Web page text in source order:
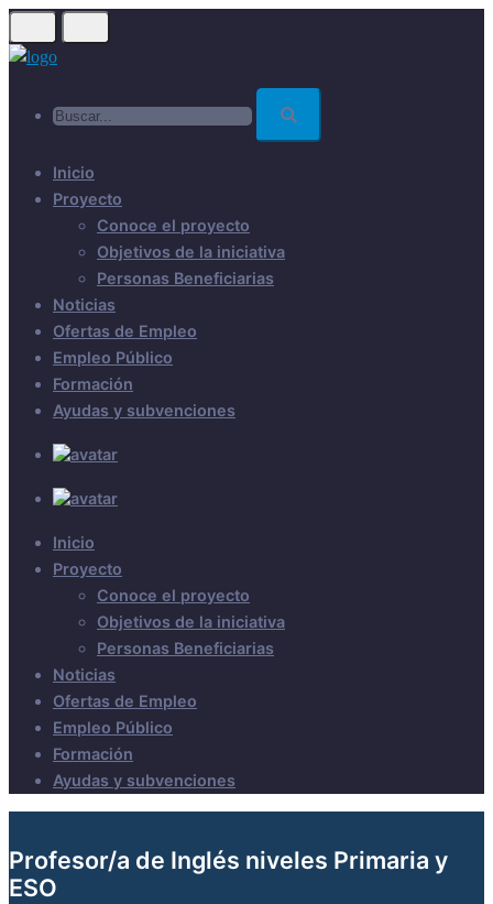
Skip
to
Inicio
Proyecto
Conoce el proyecto
Objetivos de la iniciativa
Personas Beneficiarias
Noticias
Ofertas de Empleo
Empleo Público
Formación
Ayudas y subvenciones
Inicio
Proyecto
Conoce el proyecto
Objetivos de la iniciativa
Personas Beneficiarias
Noticias
Ofertas de Empleo
Empleo Público
Formación
Ayudas y subvenciones
Profesor/a de Inglés niveles Primaria y
ESO